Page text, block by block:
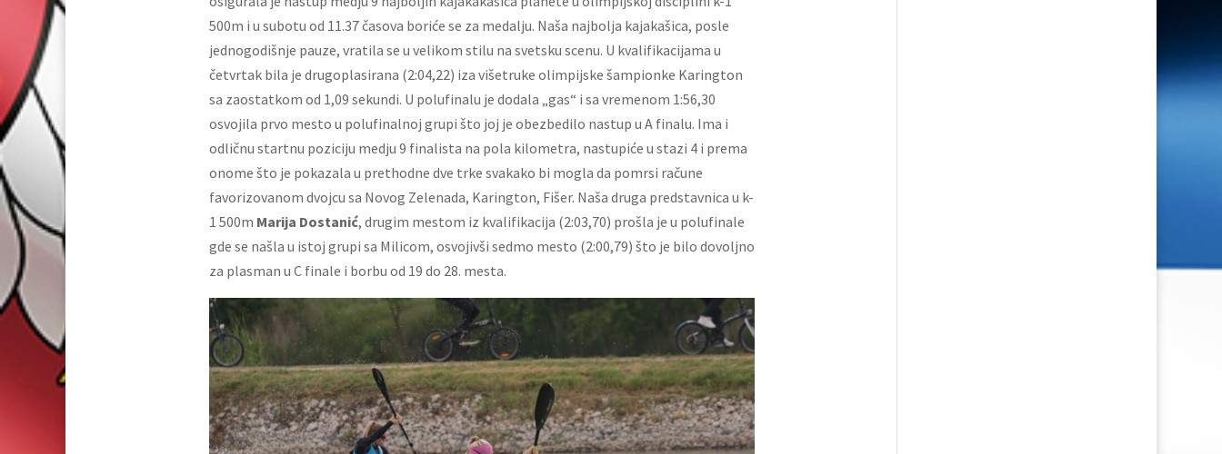
500m i u subotu od 11.37 časova boriće se za medalju. Naša najbolja kajakašica, posle
jednogodišnje pauze, vratila se u velikom stilu na svetsku scenu. U kvalifikacijama u
četvrtak bila je drugoplasirana (2:04,22) iza višetruke olimpijske šampionke Karington
sa zaostatkom od 1,09 sekundi. U polufinalu je dodala „gas“ i sa vremenom 1:56,30
osvojila prvo mesto u polufinalnoj grupi što joj je obezbedilo nastup u A finalu. Ima i
odličnu startnu poziciju medju 9 finalista na pola kilometra, nastupiće u stazi 4 i prema
onome što je pokazala u prethodne dve trke svakako bi mogla da pomrsi račune
favorizovanom dvojcu sa Novog Zelenada, Karington, Fišer. Naša druga predstavnica u k-
1 500m Marija Dostanić, drugim mestom iz kvalifikacija (2:03,70) prošla je u polufinale
gde se našla u istoj grupi sa Milicom, osvojivši sedmo mesto (2:00,79) što je bilo dovoljno
za plasman u C finale i borbu od 19 do 28. mesta.